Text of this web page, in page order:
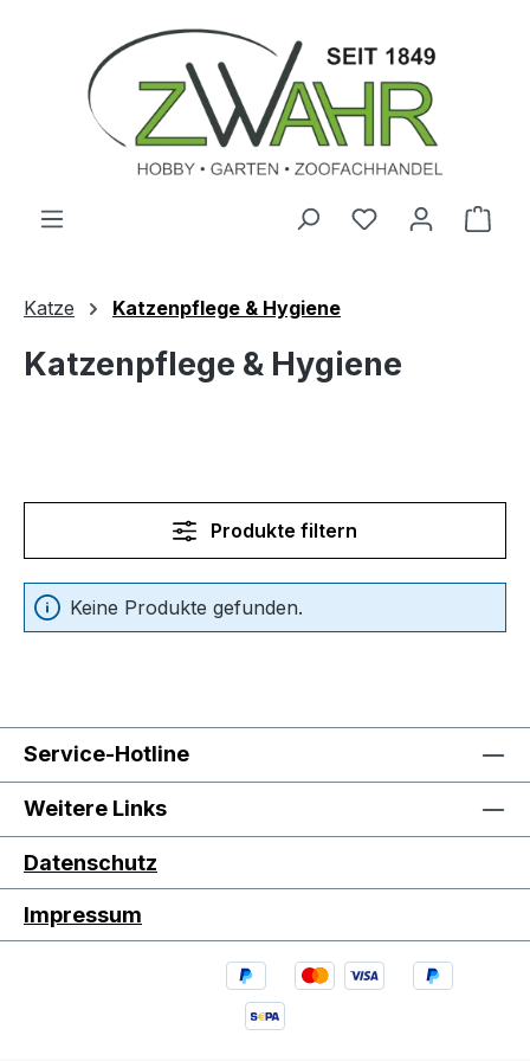
Zum Hauptinhalt springen
Katze Katzenpflege & Hygiene
Katzenpflege & Hygiene
Produkte filtern
Keine Produkte gefunden.
Service-Hotline
Weitere Links
Datenschutz
Impressum